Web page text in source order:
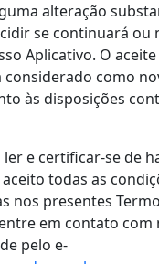
alteração
se continuará ou
Aplicativo. O
considerado como
às disposições
ler e certificar-se de
todas as
nos presentes
em contato com
pelo e-